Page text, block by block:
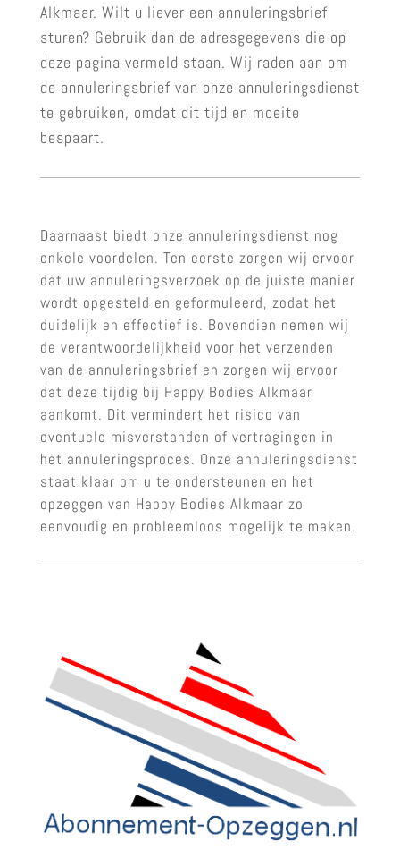
Alkmaar. Wilt u liever een annuleringsbrief
sturen? Gebruik dan de adresgegevens die op
deze pagina vermeld staan. Wij raden aan om
de annuleringsbrief van onze annuleringsdienst
te gebruiken, omdat dit tijd en moeite
bespaart.
Daarnaast biedt onze annuleringsdienst nog
enkele voordelen. Ten eerste zorgen wij ervoor
dat uw annuleringsverzoek op de juiste manier
wordt opgesteld en geformuleerd, zodat het
duidelijk en effectief is. Bovendien nemen wij
de verantwoordelijkheid voor het verzenden
van de annuleringsbrief en zorgen wij ervoor
dat deze tijdig bij Happy Bodies Alkmaar
aankomt. Dit vermindert het risico van
eventuele misverstanden of vertragingen in
het annuleringsproces. Onze annuleringsdienst
staat klaar om u te ondersteunen en het
opzeggen van Happy Bodies Alkmaar zo
eenvoudig en probleemloos mogelijk te maken.